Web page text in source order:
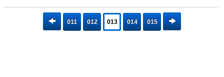
011 012 013 014 015